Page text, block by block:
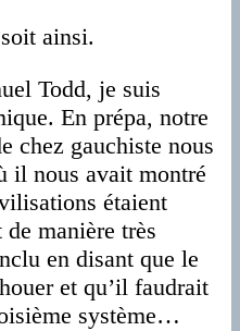
ainsi.
Todd, je suis
En prépa, notre
chez gauchiste nous
il nous avait montré
étaient
manière très
en disant que le
et qu’il faudrait
système…